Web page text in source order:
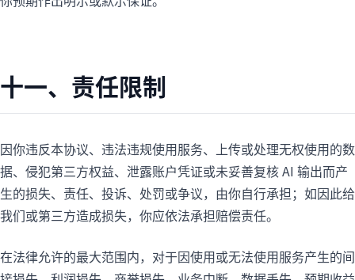
十一、责任限制
因你违反本协议、违法违规使用服务、上传或处理无权使用的数
据、侵犯第三方权益、泄露账户凭证或未妥善复核 AI 输出而产
生的损失、责任、投诉、处罚或争议，由你自行承担；如因此给
我们或第三方造成损失，你应依法承担赔偿责任。
在法律允许的最大范围内，对于因使用或无法使用服务产生的间